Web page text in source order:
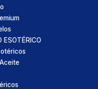
ESOTÉRICO